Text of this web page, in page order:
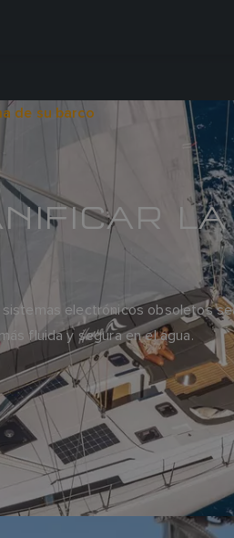
de su barco
electrónicos obsoletos
fluida y segura en el agua.